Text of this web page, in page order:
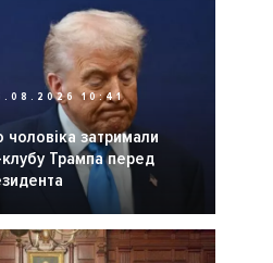
10:41
затримали
Трампа перед